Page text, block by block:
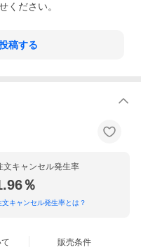
ください。
稿する
文キャンセル発生率
％
文キャンセル発生率とは？
販売条件